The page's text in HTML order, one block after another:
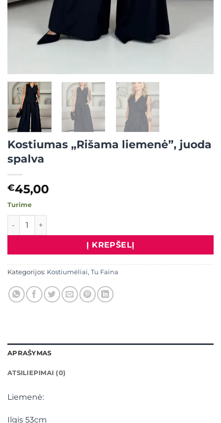
Kostiumas „Rišama liemenė”, juoda
spalva
€45,00
Turime
produkto kiekis: Kostiumas "Rišama liemenė", juoda spalva
Į KREPŠELĮ
Kategorijos: Kostiumėliai, Tu Faina
APRAŠYMAS
ATSILIEPIMAI (0)
Liemenė:
Ilgis 53cm